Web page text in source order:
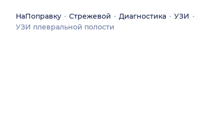
НаПоправку Стрежевой Диагностика
УЗИ
УЗИ плевральной полости